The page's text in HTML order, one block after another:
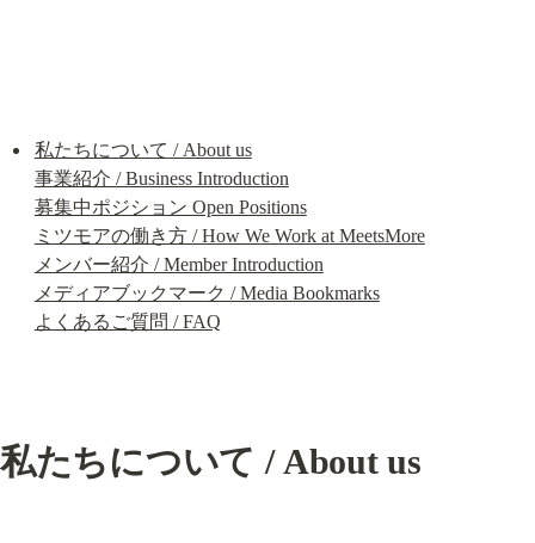
私たちについて / About us
事業紹介 / Business Introduction
募集中ポジション Open Positions
ミツモアの働き方 / How We Work at MeetsMore
メンバー紹介 / Member Introduction
メディアブックマーク / Media Bookmarks
よくあるご質問 / FAQ
私たちについて / About us